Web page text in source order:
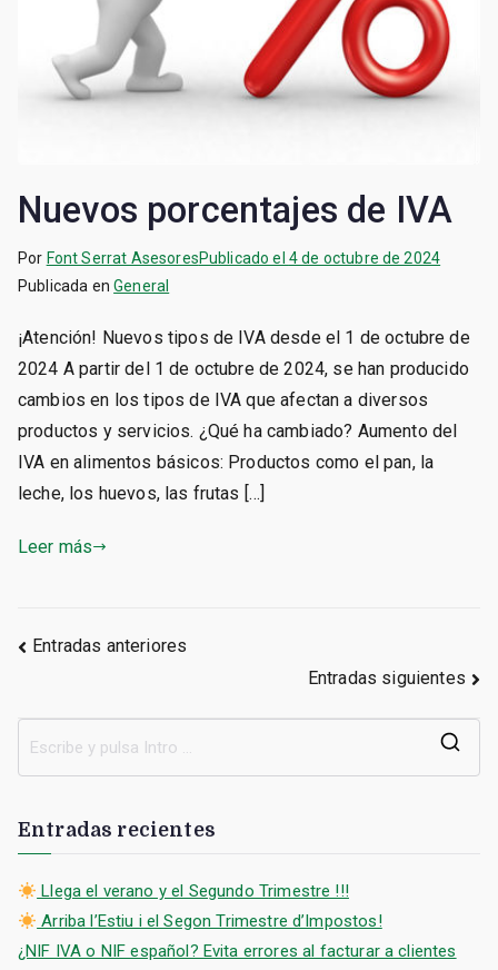
Nuevos porcentajes de IVA
Por Font Serrat AsesoresPublicado el 4 de octubre de 2024
Publicada enGeneral
¡Atención! Nuevos tipos de IVA desde el 1 de octubre de
2024 A partir del 1 de octubre de 2024, se han producido
cambios en los tipos de IVA que afectan a diversos
productos y servicios. ¿Qué ha cambiado? Aumento del
IVA en alimentos básicos: Productos como el pan, la
leche, los huevos, las frutas […]
Leer más
Navegación
entradas
Entradas anteriores
Entradas siguientes
Entradas recientes
Llega el verano y el Segundo Trimestre !!!
Arriba l’Estiu i el Segon Trimestre d’Impostos!
¿NIF IVA o NIF español? Evita errores al facturar a clientes